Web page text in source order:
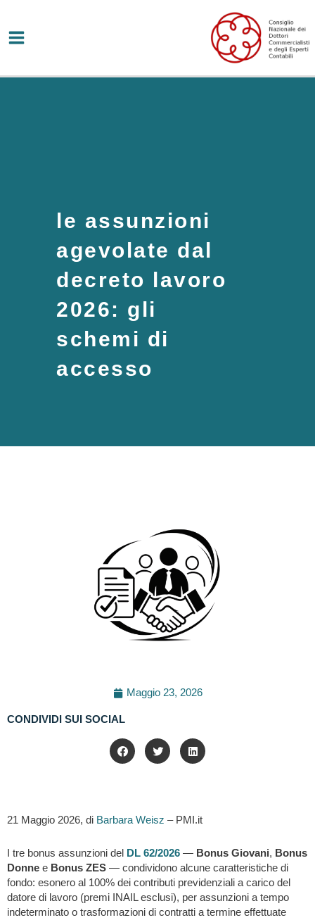
contenuto
le assunzioni
agevolate dal
decreto lavoro
2026: gli
schemi di
accesso
Maggio 23, 2026
CONDIVIDI SUI SOCIAL
21 Maggio 2026, di Barbara Weisz – PMI.it
I tre bonus assunzioni del DL 62/2026 — Bonus Giovani, Bonus
Donne e Bonus ZES — condividono alcune caratteristiche di
fondo: esonero al 100% dei contributi previdenziali a carico del
datore di lavoro (premi INAIL esclusi), per assunzioni a tempo
indeterminato o trasformazioni di contratti a termine effettuate